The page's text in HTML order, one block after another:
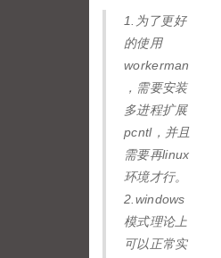
1.为了更好
的使用
workerman
，需要安装
多进程扩展
pcntl，并且
需要再linux
环境才行。
2.windows
模式理论上
可以正常实